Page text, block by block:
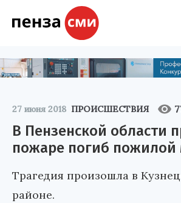
27 июня 2018 ПРОИСШЕСТВИЯ
В Пензенской области
пожаре погиб пожилой
Трагедия произошла в
районе.